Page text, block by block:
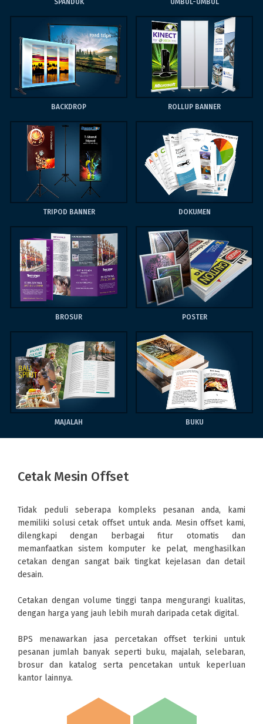
BACKDROP ROLLUP BANNER
TRIPOD BANNER DOKUMEN
BROSUR POSTER
MAJALAH BUKU
Cetak Mesin Offset
Tidak peduli seberapa kompleks pesanan anda, kami
memiliki solusi cetak offset untuk anda. Mesin offset kami,
dilengkapi dengan berbagai fitur otomatis dan
memanfaatkan sistem komputer ke pelat, menghasilkan
cetakan dengan sangat baik tingkat kejelasan dan detail
desain.
Cetakan dengan volume tinggi tanpa mengurangi kualitas,
dengan harga yang jauh lebih murah daripada cetak digital.
BPS menawarkan jasa percetakan offset terkini untuk
pesanan jumlah banyak seperti buku, majalah, selebaran,
brosur dan katalog serta pencetakan untuk keperluan
kantor lainnya.